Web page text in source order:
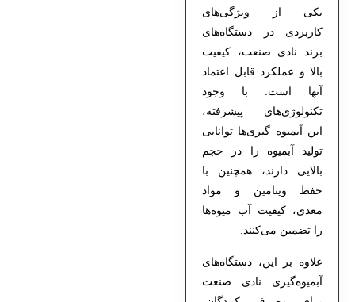
یکی از ویژگی‌های
کاربردی در دستگاه‌های
برند نادی صنعت، کیفیت
بالا و عملکرد قابل اعتماد
آنها است. با وجود
تکنولوژی‌های پیشرفته،
این آبمیوه گیری‌ها توانایی
تولید آبمیوه‌ را در حجم
بالایی دارند، همچنین با
حفظ ویتامین و مواد
مغذی، کیفیت آب میوه‌ها
را تضمین می‌کنند.
علاوه بر این، دستگاه‌های
آبمیوه‌گیری نادی صنعت